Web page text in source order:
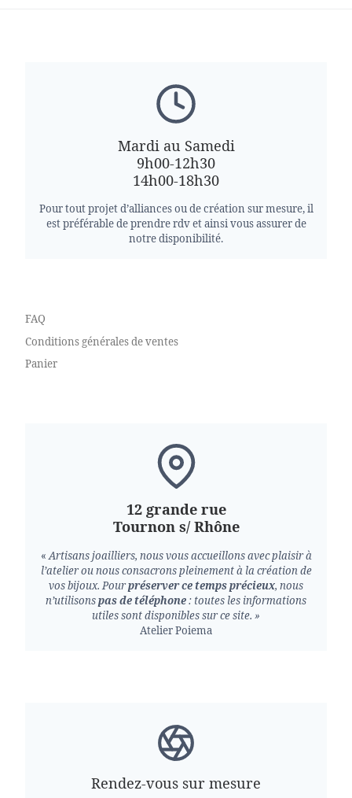
Mardi au Samedi
9h00-12h30
14h00-18h30
Pour tout projet d’alliances ou de création sur mesure, il
est préférable de prendre rdv et ainsi vous assurer de
notre disponibilité.
FAQ
Conditions générales de ventes
Panier
12 grande rue
Tournon s/ Rhône
«Artisans joailliers, nous vous accueillons avec plaisir à
l’atelier ou nous consacrons pleinement à la création de
vos bijoux. Pourpréserver ce temps précieux, nous
n’utilisonspas de téléphone: toutes les informations
utiles sont disponibles sur ce site. »
Atelier Poiema
Rendez-vous sur mesure